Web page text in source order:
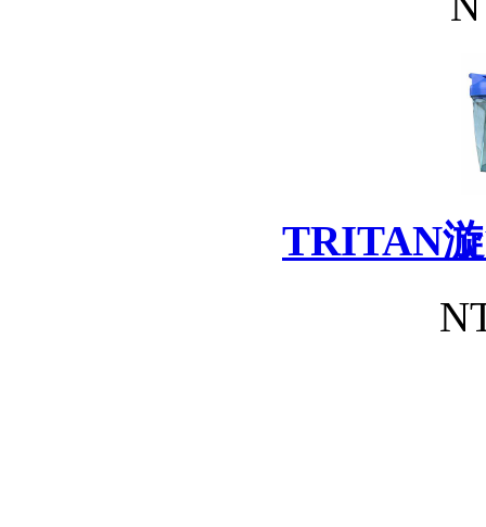
TRITAN